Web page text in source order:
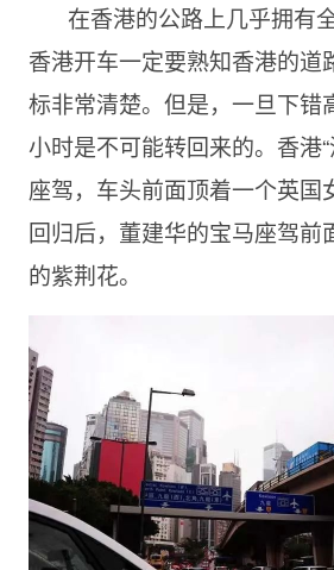
在香港的公路上几乎拥有
香港开车一定要熟知香港的道
标非常清楚。但是，一旦下错
小时是不可能转回来的。香港
座驾，车头前面顶着一个英国
回归后，董建华的宝马座驾前
的紫荆花。